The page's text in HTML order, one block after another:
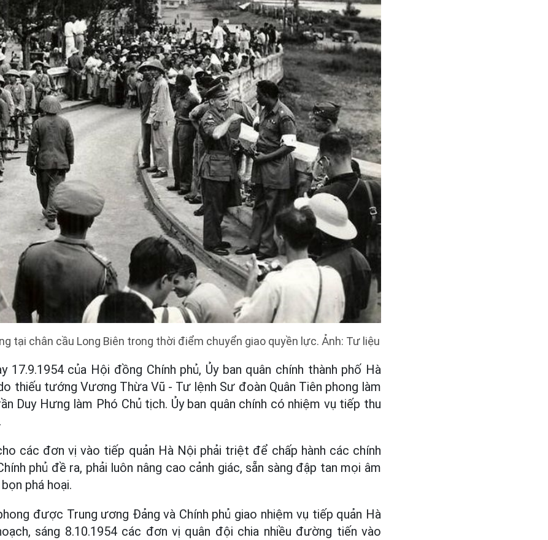
tại chân cầu Long Biên trong thời điểm chuyển giao quyền lực. Ảnh: Tư liệu
17.9.1954 của Hội đồng Chính phủ, Ủy ban quân chính thành phố Hà
thiếu tướng Vương Thừa Vũ - Tư lệnh Sư đoàn Quân Tiên phong làm
Duy Hưng làm Phó Chủ tịch. Ủy ban quân chính có nhiệm vụ tiếp thu
các đơn vị vào tiếp quản Hà Nội phải triệt để chấp hành các chính
phủ đề ra, phải luôn nâng cao cảnh giác, sẵn sàng đập tan mọi âm
phá hoại.
được Trung ương Đảng và Chính phủ giao nhiệm vụ tiếp quản Hà
sáng 8.10.1954 các đơn vị quân đội chia nhiều đường tiến vào